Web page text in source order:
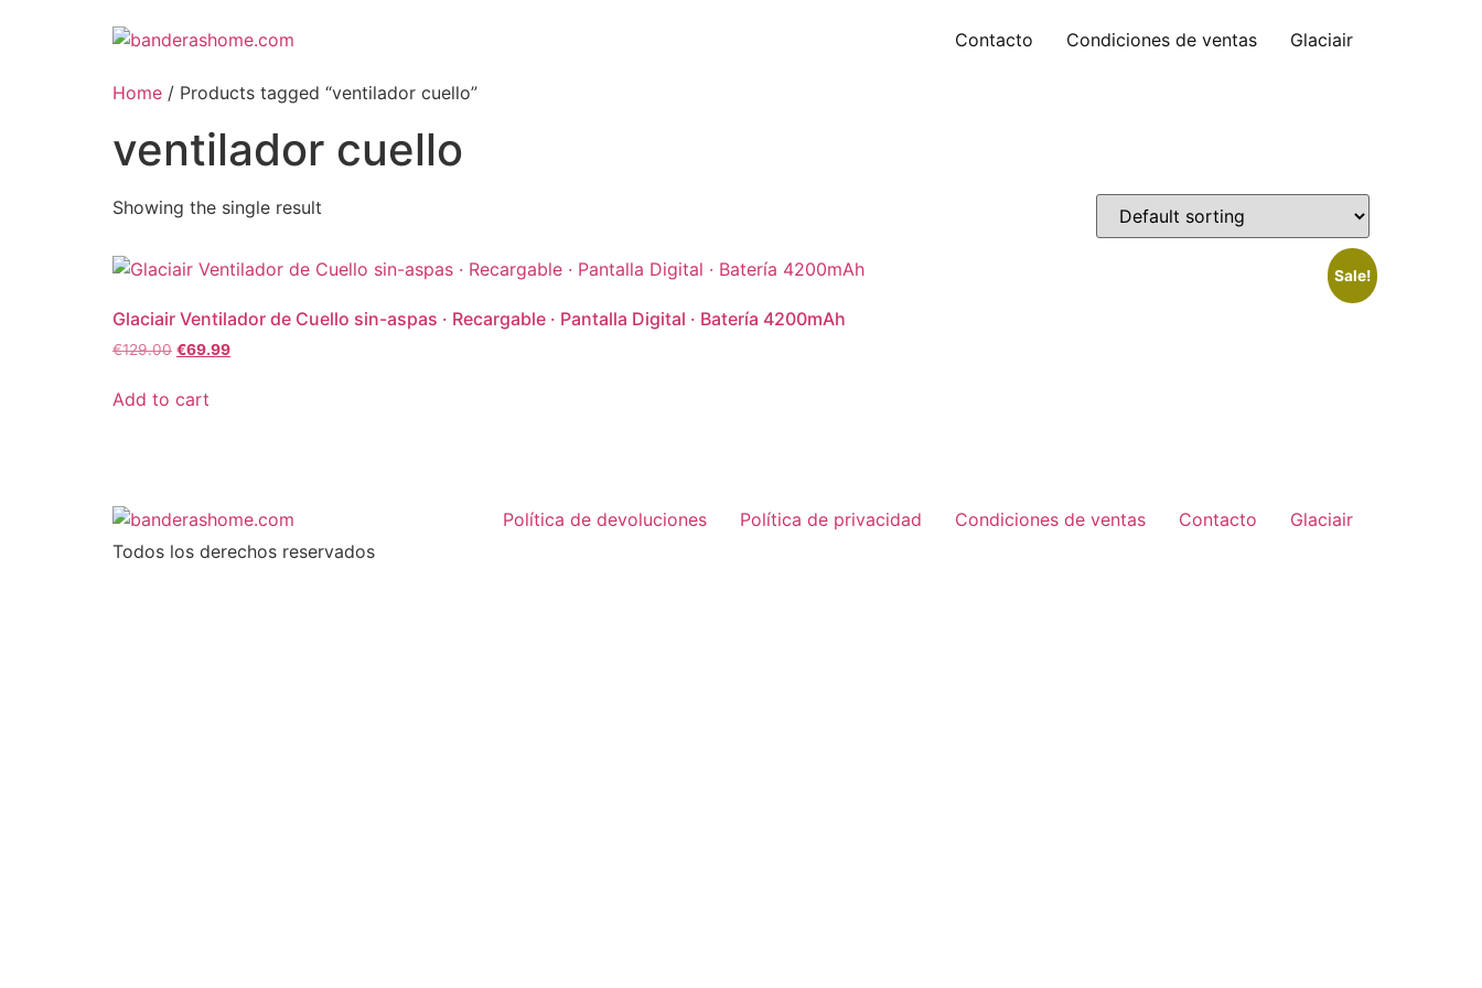
Contacto Condiciones de ventas Glaciair
Home / Products tagged “ventilador cuello”
ventilador cuello
Showing the single result
Sale!
Glaciair Ventilador de Cuello sin-aspas · Recargable · Pantalla Digital · Batería 4200mAh
€129.00 €69.99
Add to cart
Política de devoluciones Política de privacidad Condiciones de ventas Contacto
Glaciair
Todos los derechos reservados